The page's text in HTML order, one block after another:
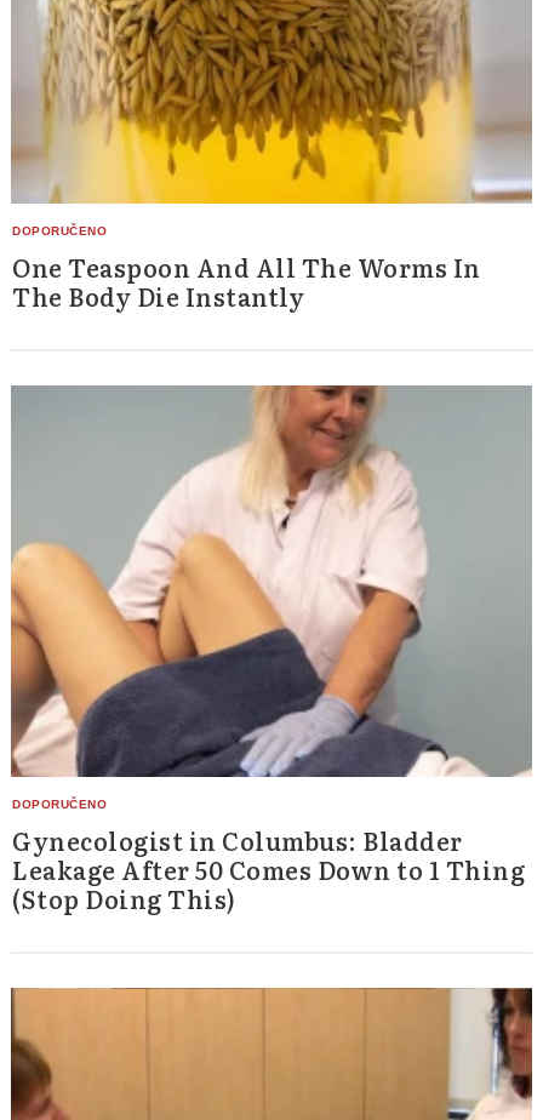
One Teaspoon And All The Worms In
The Body Die Instantly
Gynecologist in Columbus: Bladder
Leakage After 50 Comes Down to 1 Thing
(Stop Doing This)